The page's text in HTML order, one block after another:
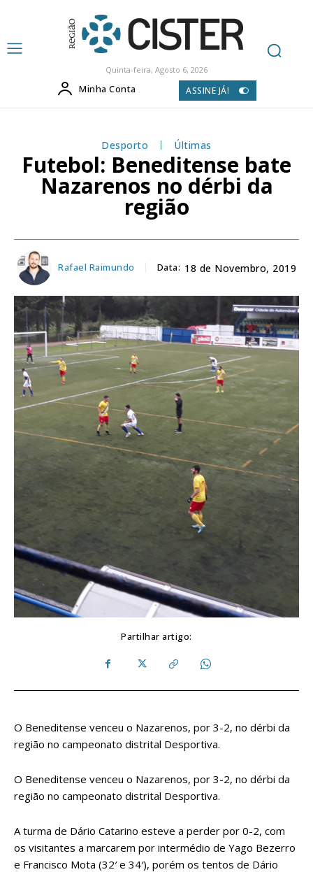
Quinta-feira, Agosto 6, 2026
Minha Conta ASSINE JÁ!
Desporto Últimas
Futebol: Beneditense bate
Nazarenos no dérbi da
região
Rafael Raimundo Data: 18 de Novembro, 2019
Partilhar artigo:
O Beneditense venceu o Nazarenos, por 3-2, no dérbi da
região no campeonato distrital Desportiva.
O Beneditense venceu o Nazarenos, por 3-2, no dérbi da
região no campeonato distrital Desportiva.
A turma de Dário Catarino esteve a perder por 0-2, com
os visitantes a marcarem por intermédio de Yago Bezerro
e Francisco Mota (32′ e 34′), porém os tentos de Dário